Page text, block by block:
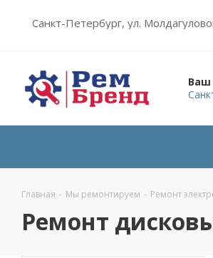
Санкт-Петербург, ул.
Ваш
Главная - Мы ремонтируем - Ремонт
Ремонт